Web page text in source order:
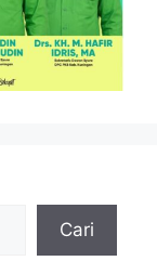
Cari